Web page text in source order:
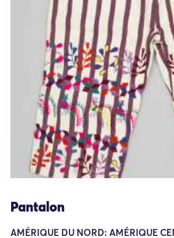
Pantalon
AMÉRIQUE DU NORD: AMÉRIQUE